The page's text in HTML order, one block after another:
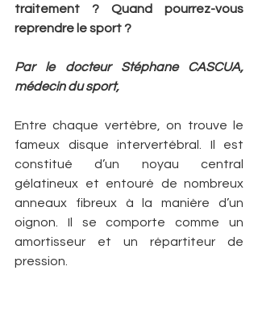
traitement ? Quand pourrez-vous
reprendre le sport ?
Par le docteur Stéphane CASCUA,
médecin du sport,
Entre chaque vertèbre, on trouve le
fameux disque intervertébral. Il est
constitué d’un noyau central
gélatineux et entouré de nombreux
anneaux fibreux à la manière d’un
oignon. Il se comporte comme un
amortisseur et un répartiteur de
pression.